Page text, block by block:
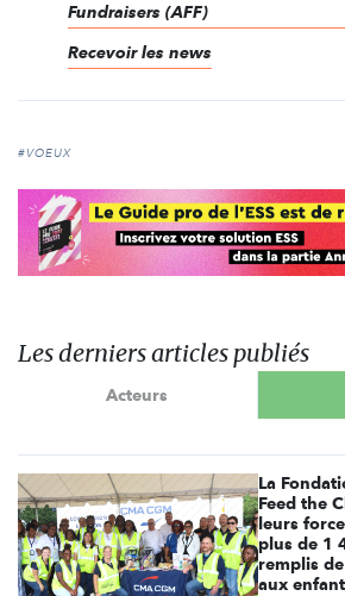
Fundraisers (AFF)
Recevoir les news
#VOEUX
Les derniers articles publiés
Acteurs
La
Feed the
leurs
plus de 1
remplis
aux